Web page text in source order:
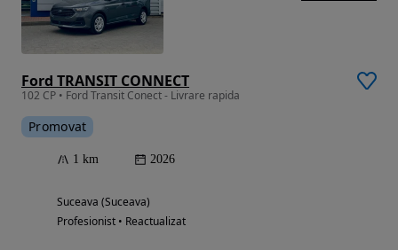
Ford TRANSIT CONNECT
102 CP • Ford Transit Conect - Livrare rapida
Promovat
1 km 2026
Suceava (Suceava)
Profesionist • Reactualizat